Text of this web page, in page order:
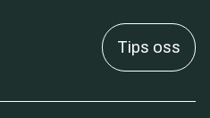
Tips oss